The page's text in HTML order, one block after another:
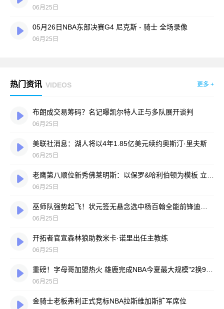
06月25日
05月26日NBA东部决赛G4 尼克斯 - 骑士 全场录像
06月25日
热门资讯 VIDEOS 更多 +
布朗成交易筹码？名记曝凯尔特人正与多队展开谈判
06月25日
美联社消息：湖人将以4年1.85亿美元续约奥斯汀·里夫斯
06月25日
06月25日
06月25日
开拓者官宣森林狼助教米卡·诺里出任主教练
06月25日
06月25日
金骑士老板弗利正式竞标NBA拉斯维加斯扩军席位